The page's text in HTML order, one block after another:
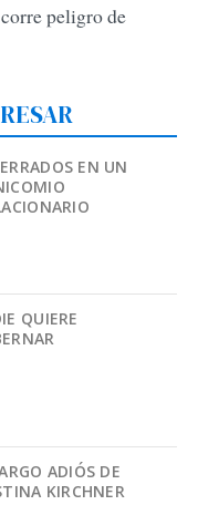
peligro de
EN UN
QUIERE
ADIÓS DE
KIRCHNER